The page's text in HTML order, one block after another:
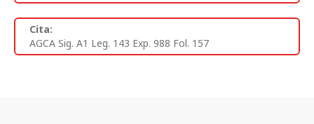
Cita:
AGCA Sig. A1 Leg. 143 Exp. 988 Fol. 157